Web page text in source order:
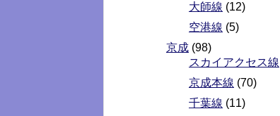
大師線 (12)
空港線 (5)
京成 (98)
スカイアクセス線
京成本線 (70)
千葉線 (11)